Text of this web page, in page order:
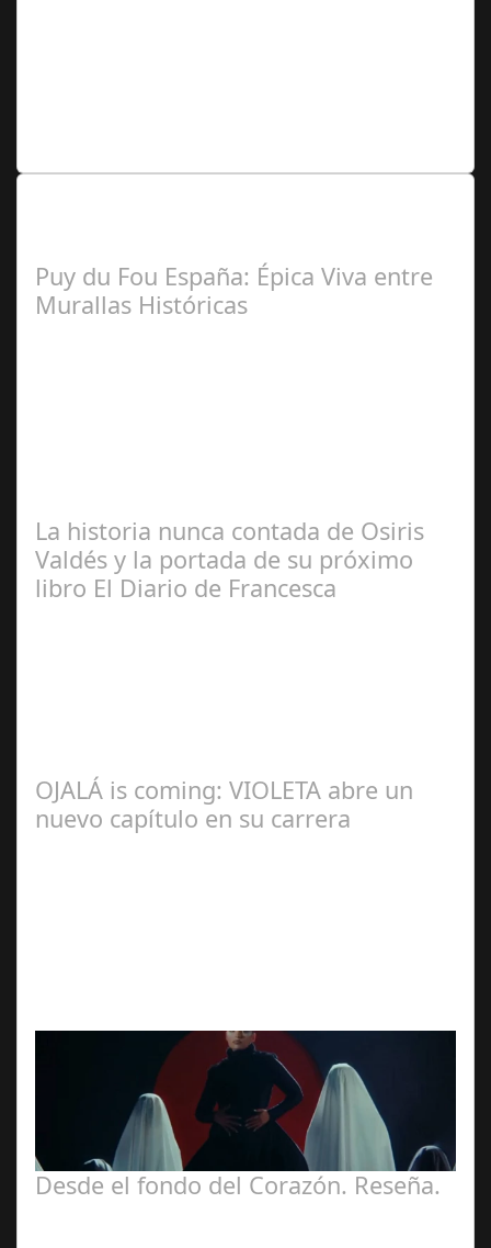
Puy du Fou España: Épica Viva entre
Murallas Históricas
La historia nunca contada de Osiris
Valdés y la portada de su próximo
libro El Diario de Francesca
OJALÁ is coming: VIOLETA abre un
nuevo capítulo en su carrera
Desde el fondo del Corazón. Reseña.